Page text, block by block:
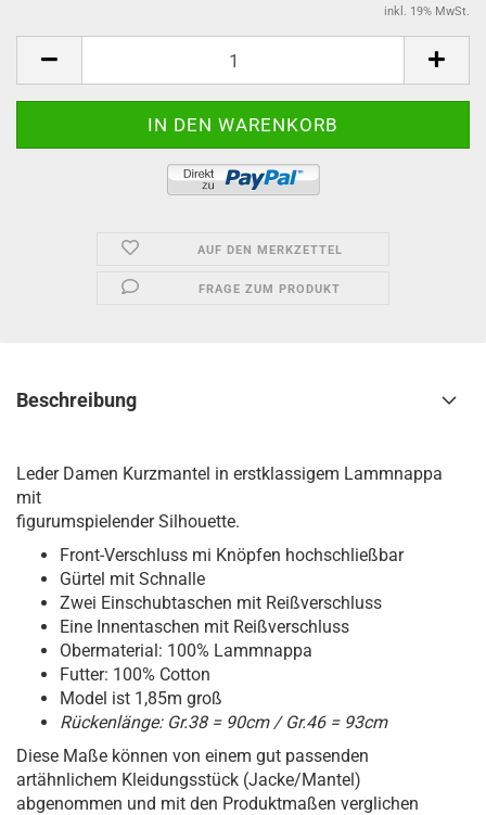
inkl. 19% MwSt.
AUF DEN MERKZETTEL
FRAGE ZUM PRODUKT
Beschreibung
Leder Damen Kurzmantel in erstklassigem Lammnappa
mit
figurumspielender Silhouette.
Front-Verschluss mi Knöpfen hochschließbar
Gürtel mit Schnalle
Zwei Einschubtaschen mit Reißverschluss
Eine Innentaschen mit Reißverschluss
Obermaterial: 100% Lammnappa
Futter: 100% Cotton
Model ist 1,85m groß
Rückenlänge: Gr.38 = 90cm / Gr.46 = 93cm
Diese Maße können von einem gut passenden
artähnlichem Kleidungsstück (Jacke/Mantel)
abgenommen und mit den Produktmaßen verglichen